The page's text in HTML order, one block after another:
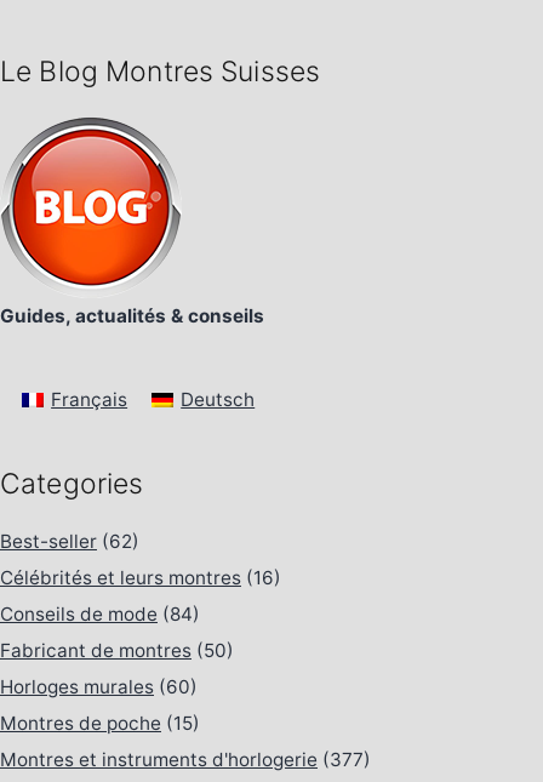
Le Blog Montres Suisses
Guides, actualités & conseils
Français Deutsch
Categories
Best-seller (62)
Célébrités et leurs montres (16)
Conseils de mode (84)
Fabricant de montres (50)
Horloges murales (60)
Montres de poche (15)
Montres et instruments d'horlogerie (377)